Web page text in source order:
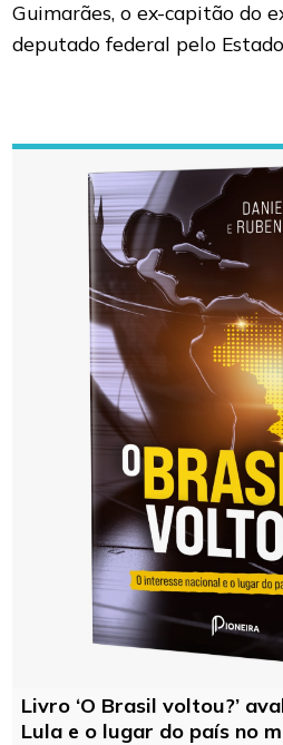
Guimarães, o ex-capitão do
deputado federal pelo
Livro ‘O Brasil voltou?’
Lula e o lugar do país no